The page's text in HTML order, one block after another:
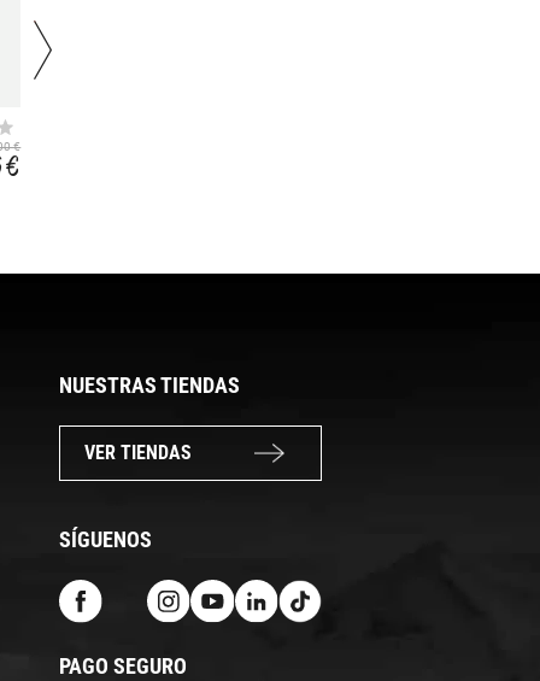
€
€
NUESTRAS TIENDAS
VER TIENDAS
SÍGUENOS
PAGO SEGURO